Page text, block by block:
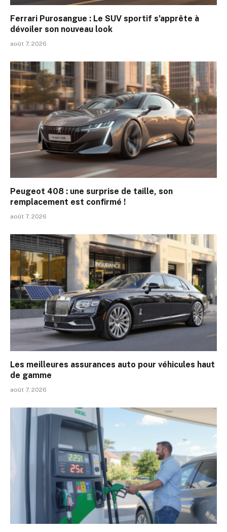
Ferrari Purosangue : Le SUV sportif s’apprête à
dévoiler son nouveau look
août 7, 2026
Peugeot 408 : une surprise de taille, son
remplacement est confirmé !
août 7, 2026
Les meilleures assurances auto pour véhicules haut
de gamme
août 7, 2026